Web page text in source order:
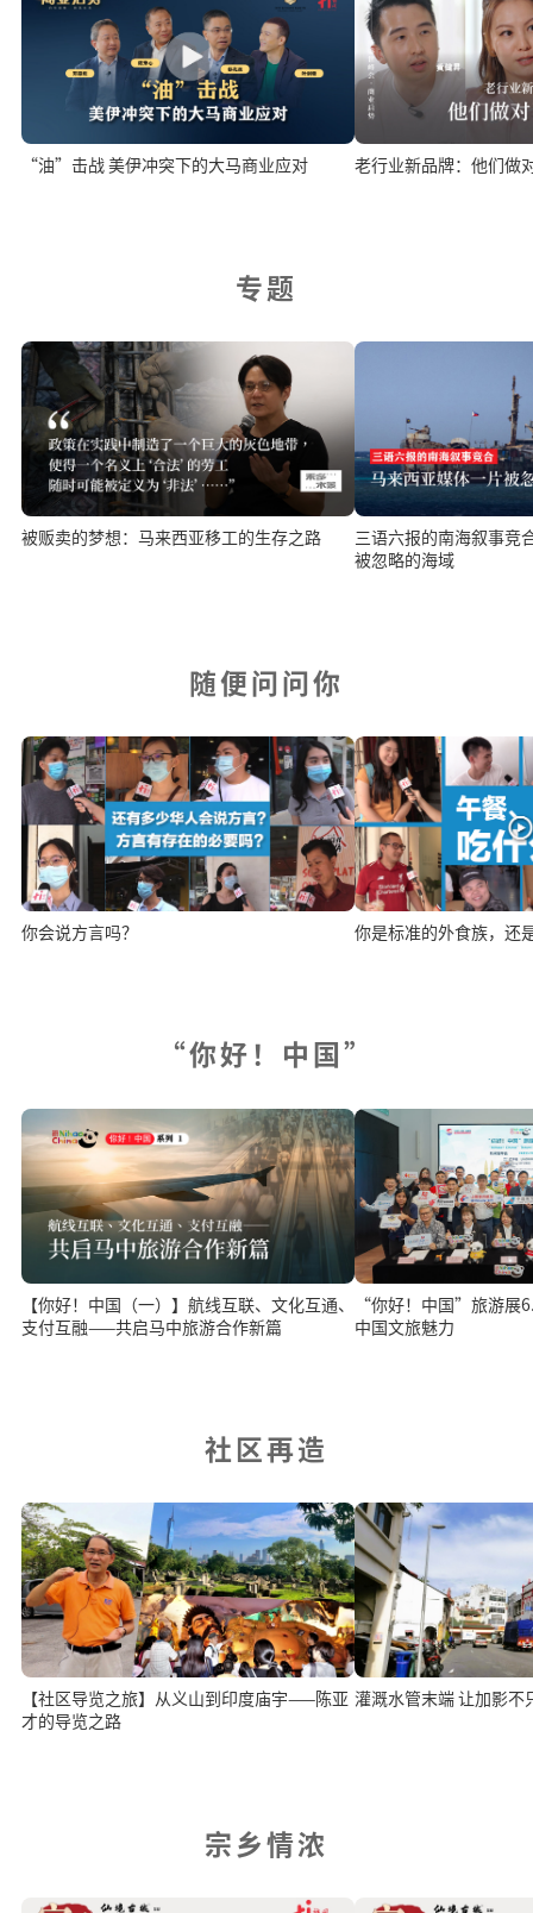
“油”击战 美伊冲突下的大马商业应对 老行业新品牌：他们做
专题
被贩卖的梦想：马来西亚移工的生存之路
三语六报的南海叙事竞
被忽略的海域
随便问问你
你会说方言吗？ 你是标准的外食族，还
“你好！中国”
【你好！中国（一）】航线互联、文化互通、
支付互融——共启马中旅游合作新篇
“你好！中国”旅游展
中国文旅魅力
社区再造
【社区导览之旅】从义山到印度庙宇——陈亚
才的导览之路
灌溉水管末端 让加影
宗乡情浓